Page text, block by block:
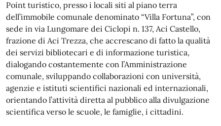
Point turistico, presso i locali siti al piano terra
dell’immobile comunale denominato “Villa Fortuna”, con
sede in via Lungomare dei Ciclopi n. 137, Aci Castello,
frazione di Aci Trezza, che accrescano di fatto la qualità
dei servizi bibliotecari e di informazione turistica,
dialogando costantemente con l’Amministrazione
comunale, sviluppando collaborazioni con università,
agenzie e istituti scientifici nazionali ed internazionali,
orientando l’attività diretta al pubblico alla divulgazione
scientifica verso le scuole, le famiglie, i cittadini.